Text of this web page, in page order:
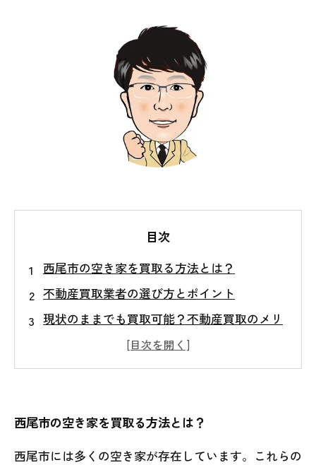
目次
西尾市の空き家を買取る方法とは？
不動産買取業者の選び方とポイント
現状のままでも買取可能？不動産買取のメリ
ット・デメリット
売却前に知っておきたい！空き家問題の解決
西尾市の空き家を買取る方法とは？
西尾市には多くの空き家が存在しています。これらの